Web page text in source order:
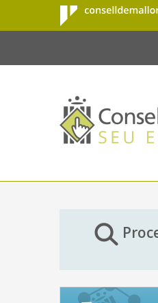
Salta al contingut principal
Consell de
Mallorca